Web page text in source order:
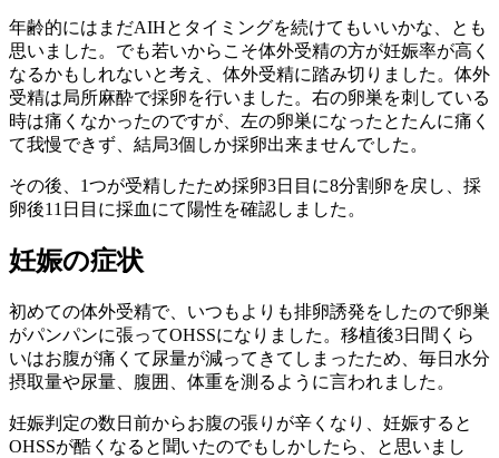
年齢的にはまだAIHとタイミングを続けてもいいかな、とも
思いました。でも若いからこそ体外受精の方が妊娠率が高く
なるかもしれないと考え、体外受精に踏み切りました。体外
受精は局所麻酔で採卵を行いました。右の卵巣を刺している
時は痛くなかったのですが、左の卵巣になったとたんに痛く
て我慢できず、結局3個しか採卵出来ませんでした。
その後、1つが受精したため採卵3日目に8分割卵を戻し、採
卵後11日目に採血にて陽性を確認しました。
妊娠の症状
初めての体外受精で、いつもよりも排卵誘発をしたので卵巣
がパンパンに張ってOHSSになりました。移植後3日間くら
いはお腹が痛くて尿量が減ってきてしまったため、毎日水分
摂取量や尿量、腹囲、体重を測るように言われました。
妊娠判定の数日前からお腹の張りが辛くなり、妊娠すると
OHSSが酷くなると聞いたのでもしかしたら、と思いまし